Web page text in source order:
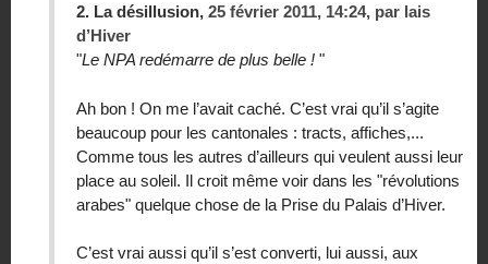
2. La désillusion, 25 février 2011, 14:24, par lais
d’Hiver
"Le NPA redémarre de plus belle ! "
Ah bon ! On me l’avait caché. C’est vrai qu’il s’agite
beaucoup pour les cantonales : tracts, affiches,...
Comme tous les autres d’ailleurs qui veulent aussi leur
place au soleil. Il croit même voir dans les "révolutions
arabes" quelque chose de la Prise du Palais d’Hiver.
C’est vrai aussi qu’il s’est converti, lui aussi, aux